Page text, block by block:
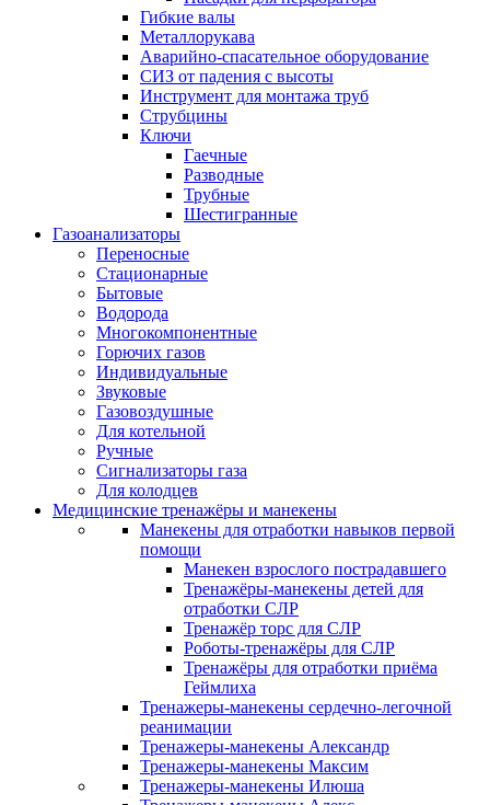
Гибкие валы
Металлорукава
Аварийно-спасательное оборудование
СИЗ от падения с высоты
Инструмент для монтажа труб
Струбцины
Ключи
Гаечные
Разводные
Трубные
Шестигранные
Газоанализаторы
Переносные
Стационарные
Бытовые
Водорода
Многокомпонентные
Горючих газов
Индивидуальные
Звуковые
Газовоздушные
Для котельной
Ручные
Сигнализаторы газа
Для колодцев
Медицинские тренажёры и манекены
Манекены для отработки навыков первой
помощи
Манекен взрослого пострадавшего
Тренажёры-манекены детей для
отработки СЛР
Тренажёр торс для СЛР
Роботы-тренажёры для СЛР
Тренажёры для отработки приёма
Геймлиха
Тренажеры-манекены сердечно-легочной
реанимации
Тренажеры-манекены Александр
Тренажеры-манекены Максим
Тренажеры-манекены Илюша